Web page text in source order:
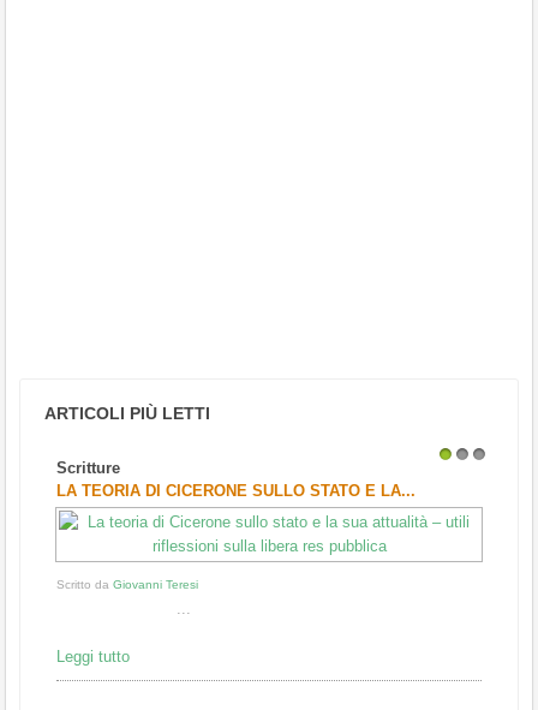
ARTICOLI PIÙ LETTI
Scritture
LA TEORIA DI CICERONE SULLO STATO E LA...
Scritto da Giovanni Teresi
...
Leggi tutto